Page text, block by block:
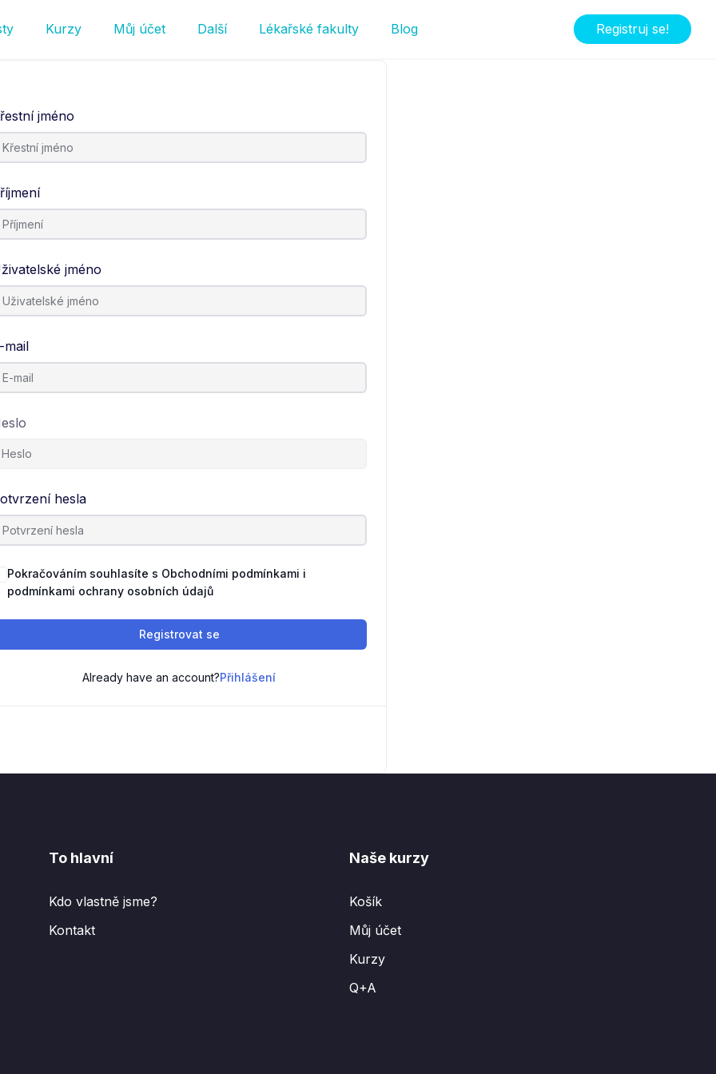
Kurzy Můj účet Další Lékařské fakulty Blog Registruj se!
jméno
jméno
mail
hesla
Pokračováním souhlasíte s Obchodními podmínkami i
podmínkami ochrany osobních údajů
Registrovat se
Already have an account?Přihlášení
To hlavní
Kdo vlastně jsme?
Kontakt
Naše kurzy
Košík
Můj účet
Kurzy
Q+A